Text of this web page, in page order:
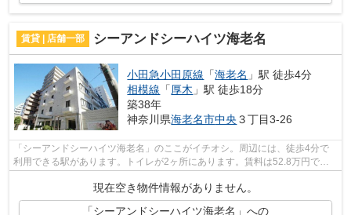
賃貸 | 店舗一部 シーアンドシーハイツ海老名
小田急小田原線 「海老名 」駅 徒歩4分
相模線 「厚木 」駅 徒歩18分
築38年
神奈川県海老名市中央 ３丁目3-26
「シーアンドシーハイツ海老名」のここがイチオシ。周辺には、徒歩4分で
利用できる駅があります。トイレが2ヶ所にあります。賃料は52.8万円で
す。駅が周辺に2つあるので行動範囲が広が...
現在空き物件情報がありません。
「シーアンドシーハイツ海老名」への